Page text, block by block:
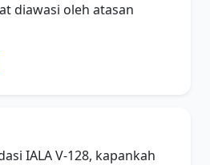
diawasi oleh atasan
IALA V-128, kapankah